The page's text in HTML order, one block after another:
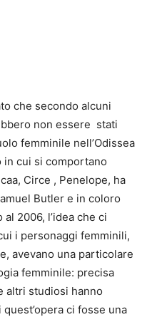
che secondo alcuni
non essere stati
femminile nell’Odissea
cui si comportano
Circe , Penelope, ha
Butler e in coloro
2006, l’idea che ci
i personaggi femminili,
avevano una particolare
femminile: precisa
altri studiosi hanno
ci fosse una